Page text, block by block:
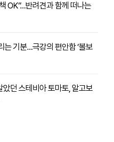
OK”…반려견과 함께 떠나는
는 기분…극강의 편안함 ‘볼보
았던 스테비아 토마토, 알고보